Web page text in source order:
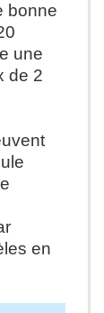
bonne
une
de 2
en